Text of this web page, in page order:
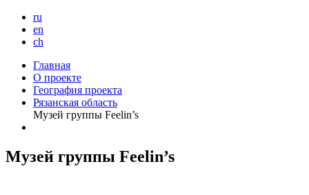
ru
en
ch
Главная
О проекте
География проекта
Рязанская область
Музей группы Feelin’s
Музей группы Feelin’s